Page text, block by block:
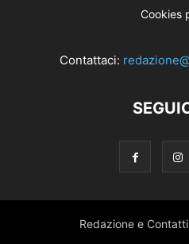
Cookies
Contattaci:
Redazione e Contatti